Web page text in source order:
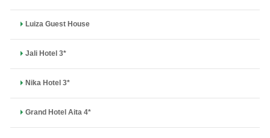
Luiza Guest House
Jali Hotel 3*
Nika Hotel 3*
Grand Hotel Aita 4*